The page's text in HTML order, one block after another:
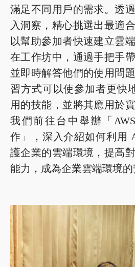
滿足不同用戶的需求。透
入洞察，精心挑選出最適
以幫助參加者快速建立雲
在工作坊中，通過手把手
並即時解答他們的使用問
習方式可以使參加者更快
用的技能，並將其應用於
我們前往台中舉辦「
作」，深入介紹如何利用
護企業的雲端環境，提高
能力，成為企業雲端環境的